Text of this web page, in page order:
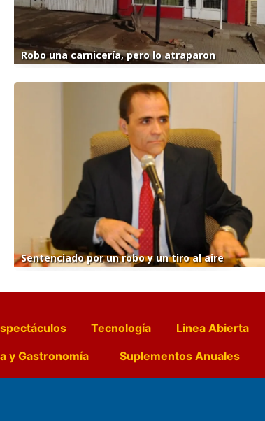
Robo una carnicería, pero lo atraparon
Sentenciado por un robo y un tiro al aire
Tecnología Linea Abierta
y Gastronomía Suplementos Anuales